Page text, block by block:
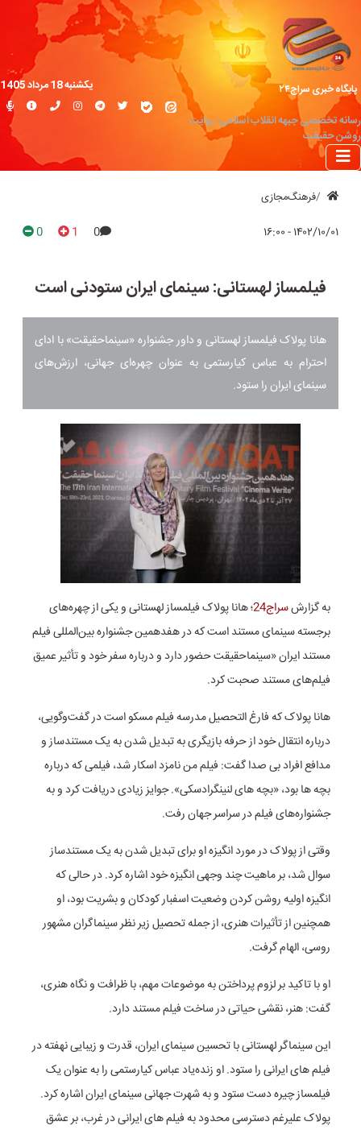
پایگاه خبری سراج۲۴
رسانه تخصصی جبهه انقلاب اسلامی؛ روایت
روشن حقیقت
یکشنبه 18 مرداد 1405
فرهنگ‌مجازی
۱۴۰۲/۱۰/۰۱ - ۱۶:۰۰ 0
1
0
فیلمساز لهستانی: سینمای ایران ستودنی است
هانا پولاک فیلمساز لهستانی و داور جشنواره «سینماحقیقت» با ادای
احترام به عباس کیارستمی به عنوان چهره‌ای جهانی، ارزش‌های
سینمای ایران را ستود.
به گزارشسراج24
؛ هانا پولاک فیلمساز لهستانی و یکی از چهره‌های
برجسته سینمای مستند است که در هفدهمین جشنواره بین‌المللی فیلم
مستند ایران «سینماحقیقت حضور دارد و درباره سفر خود و تأثیر عمیق
فیلم‌های مستند صحبت کرد.
هانا پولاک که فارغ التحصیل مدرسه فیلم مسکو است در گفت‌وگویی،
درباره انتقال خود از حرفه بازیگری به تبدیل شدن به یک مستندساز و
مدافع افراد بی صدا گفت: فیلم من نامزد اسکار شد، فیلمی که درباره
بچه ها بود، «بچه های لنینگرادسکی». جوایز زیادی دریافت کرد و به
جشنواره‌های فیلم در سراسر جهان رفت.
وقتی از پولاک در مورد انگیزه او برای تبدیل شدن به یک مستندساز
سوال شد، بر ماهیت چند وجهی انگیزه خود اشاره کرد. در حالی که
انگیزه اولیه روشن کردن وضعیت اسفبار کودکان و بشریت بود، او
همچنین از تأثیرات هنری، از جمله تحصیل زیر نظر سینماگران مشهور
روسی، الهام گرفت.
او با تاکید بر لزوم پرداختن به موضوعات مهم، با ظرافت و نگاه هنری،
گفت: هنر، نقشی حیاتی در ساخت فیلم مستند دارد.
این سینماگر لهستانی با تحسین سینمای ایران، قدرت و زیبایی نهفته در
فیلم های ایرانی را ستود. او زنده‌یاد عباس کیارستمی را به عنوان یک
فیلمساز چیره دست ستود و به شهرت جهانی سینمای ایران اشاره کرد.
پولاک علیرغم دسترسی محدود به فیلم های ایرانی در غرب، بر عشق